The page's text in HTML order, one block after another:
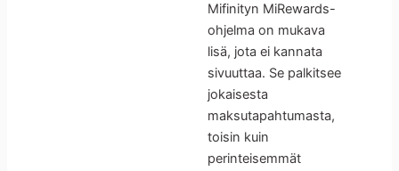
Mifinityn MiRewards-
ohjelma on mukava
lisä, jota ei kannata
sivuuttaa. Se palkitsee
jokaisesta
maksutapahtumasta,
toisin kuin
perinteisemmät